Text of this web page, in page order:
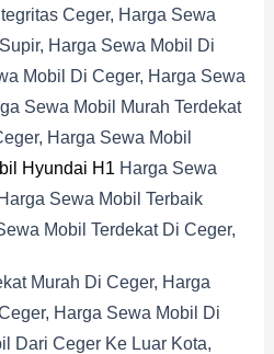
Ceger, Harga Sewa
Harga Sewa Mobil Di
Mobil Di Ceger, Harga Sewa
Sewa Mobil Murah Terdekat
Harga Sewa Mobil
Hyundai H1 Harga Sewa
Sewa Mobil Terbaik
Mobil Terdekat Di Ceger,
Murah Di Ceger, Harga
Harga Sewa Mobil Di
Dari Ceger Ke Luar Kota,